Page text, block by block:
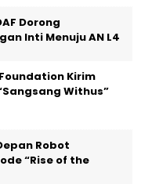
Dorong
Inti Menuju AN L4
Kirim
Withus”
Robot
“Rise of the